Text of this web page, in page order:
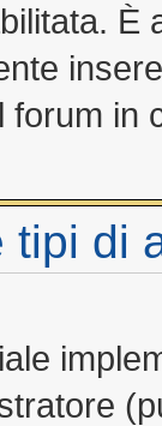
È
forum in
tipi di